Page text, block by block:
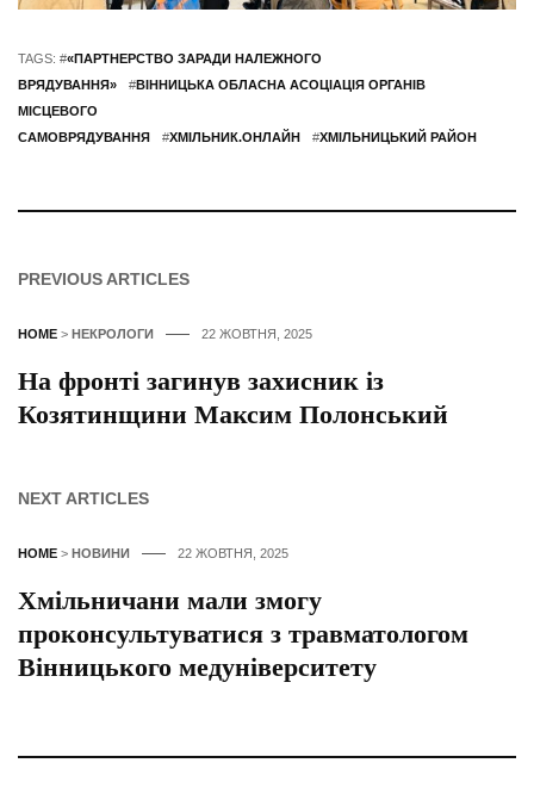
TAGS: #«ПАРТНЕРСТВО ЗАРАДИ НАЛЕЖНОГО
ВРЯДУВАННЯ»
#ВІННИЦЬКА ОБЛАСНА АСОЦІАЦІЯ ОРГАНІВ
МІСЦЕВОГО
САМОВРЯДУВАННЯ
#ХМІЛЬНИК.ОНЛАЙН #ХМІЛЬНИЦЬКИЙ РАЙОН
PREVIOUS ARTICLES
HOME > НЕКРОЛОГИ 22 ЖОВТНЯ, 2025
На фронті загинув захисник із
Козятинщини Максим Полонський
NEXT ARTICLES
HOME > НОВИНИ 22 ЖОВТНЯ, 2025
Хмільничани мали змогу
проконсультуватися з травматологом
Вінницького медуніверситету